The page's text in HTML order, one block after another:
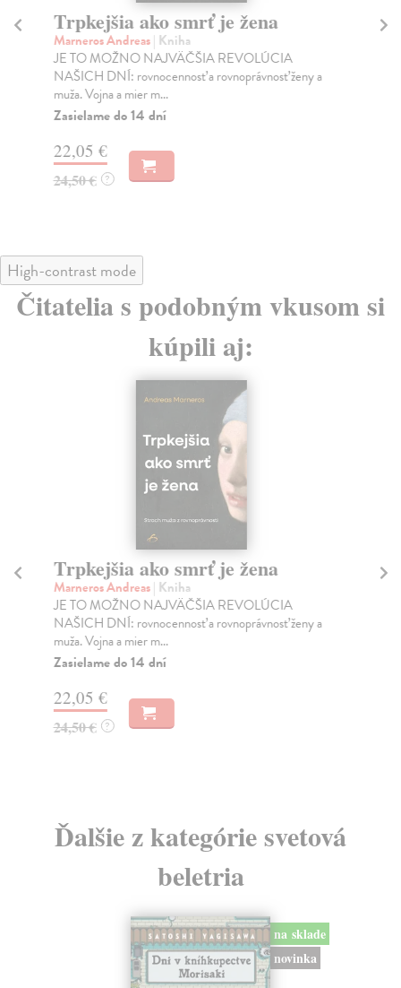
Trpkejšia ako smrť je žena
Marneros Andreas| Kniha
JE TO MOŽNO NAJVÄČŠIA REVOLÚCIA
NAŠICH DNÍ: rovnocennosť a rovnoprávnosť ženy a
muža. Vojna a mier m...
Zasielame do 14 dní
22,05 €
24,50 € ?
High-contrast mode
Čitatelia s podobným vkusom si
kúpili aj:
Trpkejšia ako smrť je žena
Marneros Andreas| Kniha
JE TO MOŽNO NAJVÄČŠIA REVOLÚCIA
NAŠICH DNÍ: rovnocennosť a rovnoprávnosť ženy a
muža. Vojna a mier m...
Zasielame do 14 dní
22,05 €
24,50 € ?
Ďalšie z kategórie svetová
beletria
na sklade
novinka